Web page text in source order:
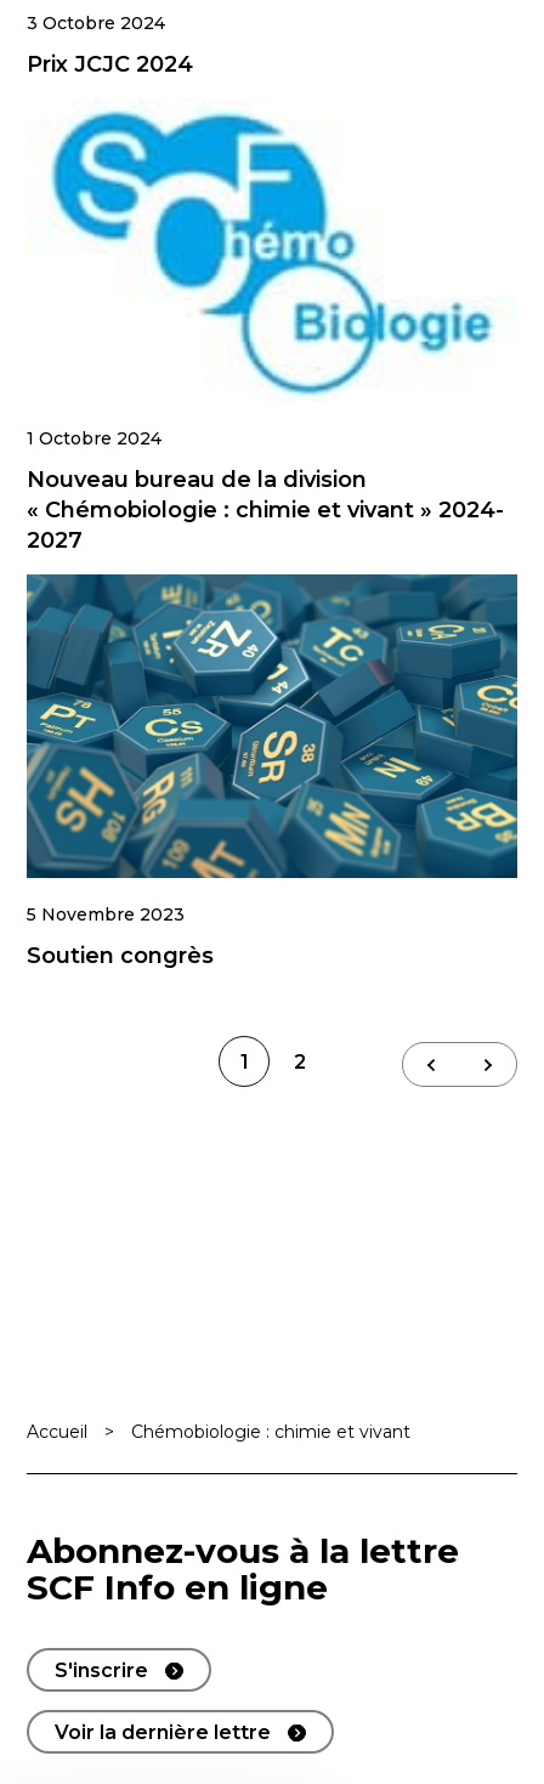
3 Octobre 2024
Prix JCJC 2024
1 Octobre 2024
Nouveau bureau de la division
« Chémobiologie : chimie et vivant » 2024-
2027
5 Novembre 2023
Soutien congrès
1 2
Accueil > Chémobiologie : chimie et vivant
Abonnez-vous à la lettre
SCF Info en ligne
S'inscrire
Voir la dernière lettre